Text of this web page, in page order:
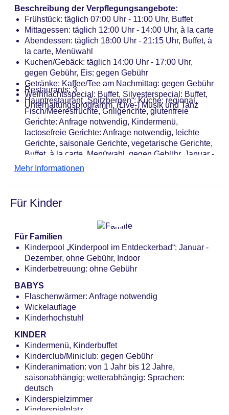
Zahlungsarten: TUI Card / VISA, MasterCard,
American Express, EC Karte/Maestro
Haustier: Hund erlaubt: pro Nacht ca. 20 EUR,
Reservierung notwendig
Parkmöglichkeiten: Parkplatz (nach Verfügbarkeit),
unbewacht: ca. 14 EUR, Anfrage & Reservierung
nicht notwendig
Businesscenter
Tagungseinrichtungen: Konferenzräume: 9,
Tageslicht, Tagungsequipment: ohne Gebühr, Coffee
Breaks: gegen Gebühr
Zimmer: 409, Ferienhäuser: 207, Etagen
Nebengebäude: 13
Landeskategorie: keine Sterneklassifizierung
Beschreibung der Verpflegungsangebote:
Frühstück: täglich 07:00 Uhr - 11:00 Uhr, Buffet
Mittagessen: täglich 12:00 Uhr - 14:00 Uhr, à la carte
Abendessen: täglich 18:00 Uhr - 21:15 Uhr, Buffet, à
la carte, Menüwahl
Kuchen/Gebäck: täglich 14:00 Uhr - 17:00 Uhr,
gegen Gebühr, Eis: gegen Gebühr
Getränke: Kaffee/Tee am Nachmittag: gegen Gebühr
Weihnachtsspecial: Buffet, Silvesterspecial: Buffet,
Unterhaltungsprogramm, (Live-) Musik und Tanz
Restaurants: 3
Hauptrestaurant „Spitzbergen“: Küche: regional,
Fisch/Meeresfrüchte, Grillgerichte, glutenfreie
Gerichte: Anfrage notwendig, Kindermenü,
lactosefreie Gerichte: Anfrage notwendig, leichte
Gerichte, saisonale Gerichte, vegetarische Gerichte,
Buffet, à la carte, Menüwahl, gegen Gebühr, Januar -
Dezember, zwei Essenszeiten am Abend, mit
Restaurant „Isfjord“: Küche: landestypisch, regional,
Fisch/Meeresfrüchte, Grillgerichte, glutenfreie
Gerichte: Anfrage notwendig, lactosefreie Gerichte:
Gerichte, vegetarische Gerichte, à la carte,
Showcooking, gegen Gebühr, saisonabhängig,
täglich, Kinderhochstuhl
Restaurant „Limerick (zus. Frühstücksrestaurant)“:
Küche: landestypisch, regional, Kinderbuffet,
Kindermenü, saisonale Gerichte, vegetarische
Gerichte, Buffet, gegen Gebühr, saisonabhängig,
Kinderhochstuhl
Bars & mehr: 3
Bar „Moby Dick“: gegen Gebühr
Lobbybar „Hotelbar Havna“: gegen Gebühr
Mehr Informationen
Für Kinder
Für Familien
Kinderpool „Kinderpool im Entdeckerbad“: Januar -
Dezember, ohne Gebühr, Indoor
Kinderbetreuung: ohne Gebühr
BABYS
Flaschenwärmer: Anfrage notwendig
Wickelauflage
Kinderhochstuhl
KINDER
Kindermenü, Kinderbuffet
Kinderclub/Miniclub: gegen Gebühr
Kinderanimation: von 1 Jahr bis 12 Jahre,
saisonabhängig; wetterabhängig: Sprachen:
deutsch
Kinderspielzimmer
Kinderspielplatz